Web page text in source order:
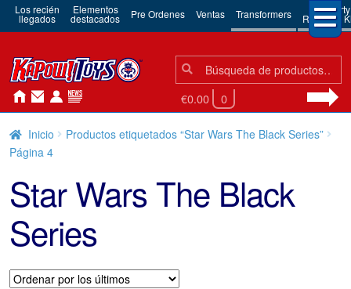
Los recién
llegados
Elementos
destacados Pre Ordenes Ventas Transformers 3rd Party
Robots &
Búsqueda:
Búsqueda
€0.00 0
Inicio
Productos etiquetados “Star Wars The Black Series”
Página 4
Star Wars The Black
Series